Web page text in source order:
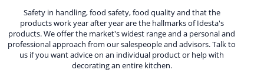
Safety in handling, food safety, food quality and that the
products work year after year are the hallmarks of Idesta's
products. We offer the market's widest range and a personal and
professional approach from our salespeople and advisors. Talk to
us if you want advice on an individual product or help with
decorating an entire kitchen.